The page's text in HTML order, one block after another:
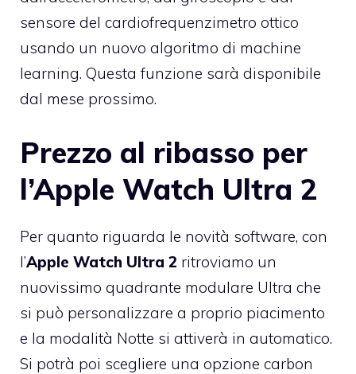
sensore del cardiofrequenzimetro ottico
usando un nuovo algoritmo di machine
learning. Questa funzione sarà disponibile
dal mese prossimo.
Prezzo al ribasso per
l’Apple Watch Ultra 2
Per quanto riguarda le novità software, con
l’Apple Watch Ultra 2 ritroviamo un
nuovissimo quadrante modulare Ultra che
si può personalizzare a proprio piacimento
e la modalità Notte si attiverà in automatico.
Si potrà poi scegliere una opzione carbon